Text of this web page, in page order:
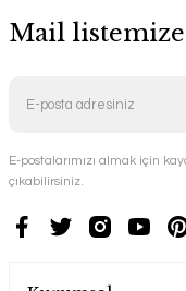
Mail
E-postalarımızı almak için
çıkabilirsiniz.